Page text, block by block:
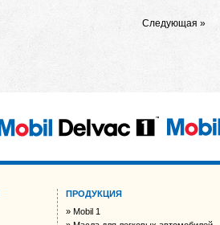
Следующая
ПРОДУКЦИЯ
Mobil 1